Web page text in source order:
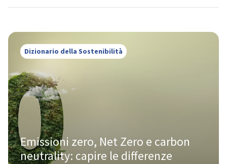
Dizionario della Sostenibilità
Emissioni zero, Net Zero e carbon
neutrality: capire le differenze